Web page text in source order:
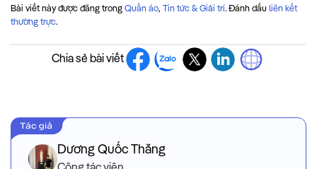
Bài viết này được đăng trong Quần áo, Tin tức & Giải trí. Đánh dấu liên kết
thường trực.
Chia sẻ bài viết
Dương Quốc Thắng